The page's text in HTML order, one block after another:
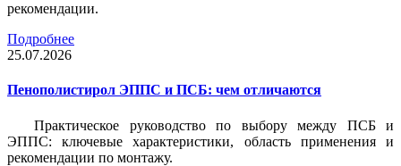
рекомендации.
Подробнее
25.07.2026
Пенополистирол ЭППС и ПСБ: чем отличаются
Практическое руководство по выбору между ПСБ и
ЭППС: ключевые характеристики, область применения и
рекомендации по монтажу.